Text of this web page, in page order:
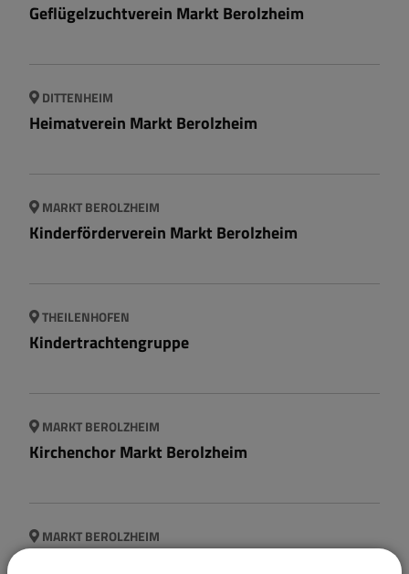
Geflügelzuchtverein Markt Berolzheim
DITTENHEIM
Heimatverein Markt Berolzheim
MARKT BEROLZHEIM
Kinderförderverein Markt Berolzheim
THEILENHOFEN
Kindertrachtengruppe
MARKT BEROLZHEIM
Kirchenchor Markt Berolzheim
MARKT BEROLZHEIM